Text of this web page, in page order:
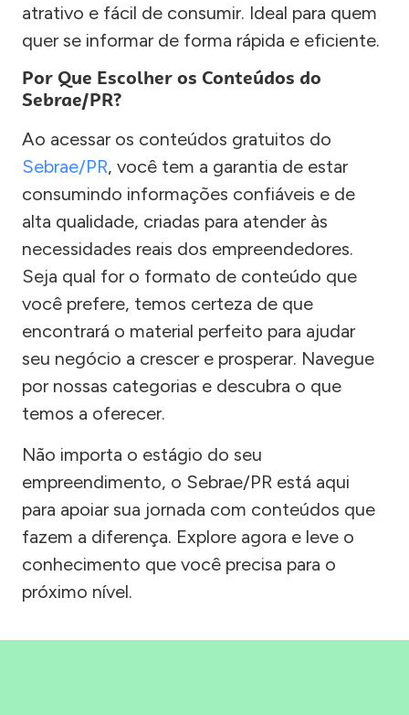
atrativo e fácil de consumir. Ideal para quem
quer se informar de forma rápida e eficiente.
Por Que Escolher os Conteúdos do
Sebrae/PR?
Ao acessar os conteúdos gratuitos do
Sebrae/PR, você tem a garantia de estar
consumindo informações confiáveis e de
alta qualidade, criadas para atender às
necessidades reais dos empreendedores.
Seja qual for o formato de conteúdo que
você prefere, temos certeza de que
encontrará o material perfeito para ajudar
seu negócio a crescer e prosperar. Navegue
por nossas categorias e descubra o que
temos a oferecer.
Não importa o estágio do seu
empreendimento, o Sebrae/PR está aqui
para apoiar sua jornada com conteúdos que
fazem a diferença. Explore agora e leve o
conhecimento que você precisa para o
próximo nível.